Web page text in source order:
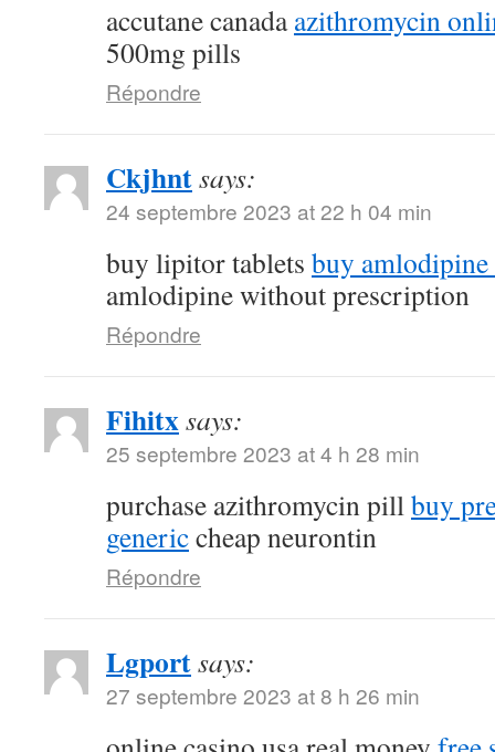
accutane canadaazithromycin
500mg pills
Répondre
Ckjhntsays:
24 septembre 2023 at 22 h 04 min
buy lipitor tablets buy
amlodipine without prescription
Répondre
Fihitxsays:
25 septembre 2023 at 4 h 28 min
purchase azithromycin pillbuy
genericcheap neurontin
Répondre
Lgportsays:
27 septembre 2023 at 8 h 26 min